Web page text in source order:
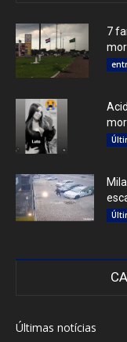
7
Últimas notícias